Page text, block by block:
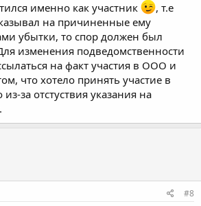
именно как участник
, т.е
на причиненные ему
убытки, то спор должен был
изменения подведомственности
на факт участия в ООО и
что хотело принять участие в
за отстуствия указания на
#8